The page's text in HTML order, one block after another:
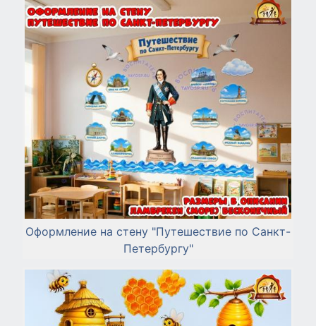
Оформление на стену "Путешествие по Санкт-
Петербургу"